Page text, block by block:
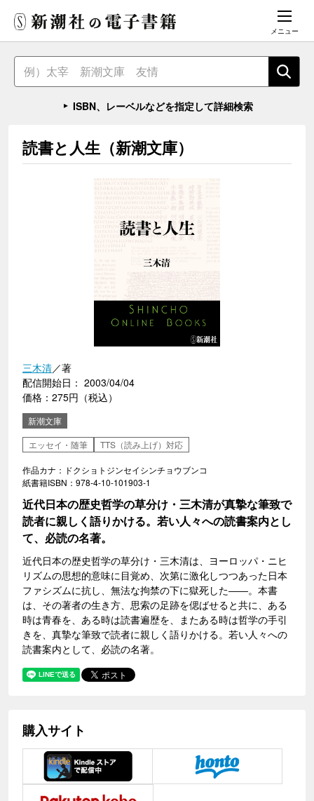
メニュー
ISBN、レーベルなどを指定して詳細検索
読書と人生（新潮文庫）
三木清／著
配信開始日： 2003/04/04
価格：275円（税込）
新潮文庫
エッセイ・随筆
TTS（読み上げ）対応
作品カナ：ドクショトジンセイシンチョウブンコ
紙書籍ISBN：978-4-10-101903-1
近代日本の歴史哲学の草分け・三木清が真摯な筆致で
読者に親しく語りかける。若い人々への読書案内とし
て、必読の名著。
近代日本の歴史哲学の草分け・三木清は、ヨーロッパ・ニヒ
リズムの思想的意味に目覚め、次第に激化しつつあった日本
ファシズムに抗し、無法な拘禁の下に獄死した――。本書
は、その著者の生き方、思索の足跡を偲ばせると共に、ある
時は青春を、ある時は読書遍歴を、またある時は哲学の手引
きを、真摯な筆致で読者に親しく語りかける。若い人々への
読書案内として、必読の名著。
購入サイト